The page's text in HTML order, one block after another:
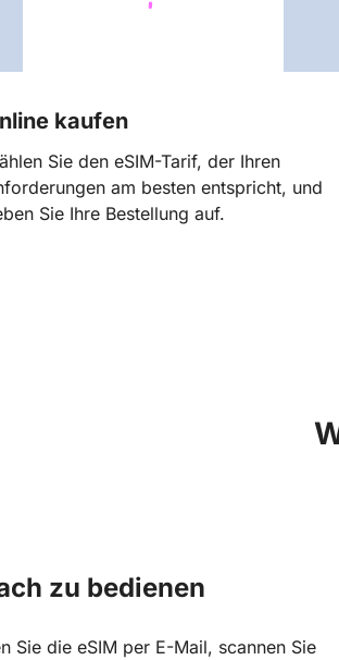
kaufen
Sie den eSIM-Tarif, der Ihren
am besten entspricht, und
Sie Ihre Bestellung auf.
zu bedienen
Sie die eSIM per E-Mail, scannen Sie